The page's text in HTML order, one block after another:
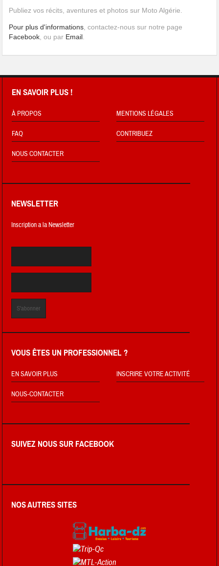
Publiez vos récits, aventures et photos sur Moto Algérie.
Pour plus d'informations , contactez-nous sur notre page
Facebook , ou par Email
EN SAVOIR PLUS !
À PROPOS MENTIONS LÉGALES
FAQ CONTRIBUEZ
NOUS CONTACTER
NEWSLETTER
Inscription a la Newsletter
VOUS ÊTES UN PROFESSIONNEL ?
EN SAVOIR PLUS INSCRIRE VOTRE ACTIVITÉ
NOUS-CONTACTER
SUIVEZ NOUS SUR FACEBOOK
NOS AUTRES SITES